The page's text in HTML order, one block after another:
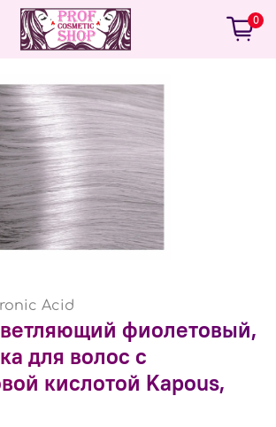
0
Acid
фиолетовый,
для волос с
кислотой Kapous,